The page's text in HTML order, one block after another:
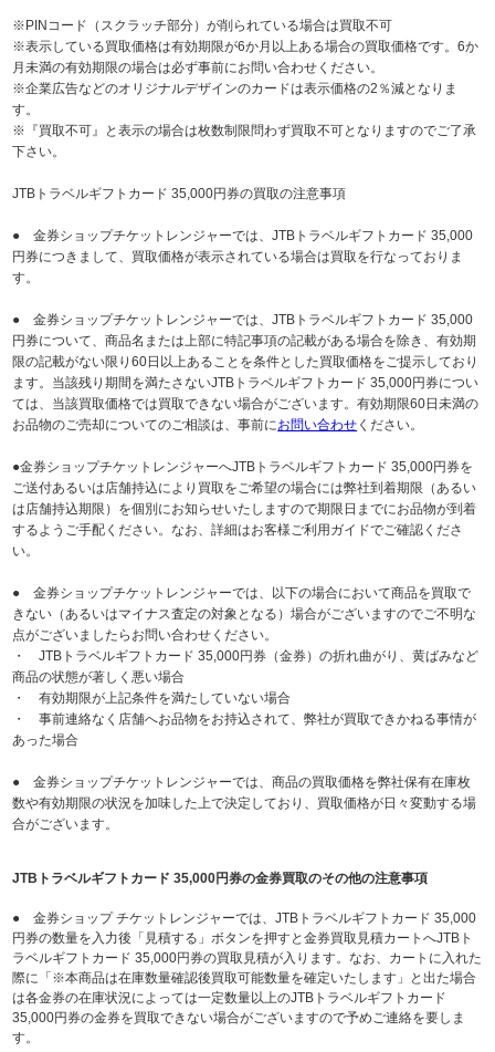
※PINコード（スクラッチ部分）が削られている場合は買取不可
※表示している買取価格は有効期限が6か月以上ある場合の買取価格です。6か
月未満の有効期限の場合は必ず事前にお問い合わせください。
※企業広告などのオリジナルデザインのカードは表示価格の2％減となりま
す。
※『買取不可』と表示の場合は枚数制限問わず買取不可となりますのでご了承
下さい。
JTBトラベルギフトカード 35,000円券の買取の注意事項
● 金券ショップチケットレンジャーでは、JTBトラベルギフトカード 35,000
円券につきまして、買取価格が表示されている場合は買取を行なっておりま
す。
● 金券ショップチケットレンジャーでは、JTBトラベルギフトカード 35,000
円券について、商品名または上部に特記事項の記載がある場合を除き、有効期
限の記載がない限り60日以上あることを条件とした買取価格をご提示しており
ます。当該残り期間を満たさないJTBトラベルギフトカード 35,000円券につい
ては、当該買取価格では買取できない場合がございます。有効期限60日未満の
お品物のご売却についてのご相談は、事前にお問い合わせ ください。
●金券ショップチケットレンジャーへJTBトラベルギフトカード 35,000円券を
ご送付あるいは店舗持込により買取をご希望の場合には弊社到着期限（あるい
は店舗持込期限）を個別にお知らせいたしますので期限日までにお品物が到着
するようご手配ください。なお、詳細はお客様ご利用ガイドでご確認くださ
い。
● 金券ショップチケットレンジャーでは、以下の場合において商品を買取で
きない（あるいはマイナス査定の対象となる）場合がございますのでご不明な
点がございましたらお問い合わせください。
・ JTBトラベルギフトカード 35,000円券（金券）の折れ曲がり、黄ばみなど
商品の状態が著しく悪い場合
・ 有効期限が上記条件を満たしていない場合
・ 事前連絡なく店舗へお品物をお持込されて、弊社が買取できかねる事情が
あった場合
● 金券ショップチケットレンジャーでは、商品の買取価格を弊社保有在庫枚
数や有効期限の状況を加味した上で決定しており、買取価格が日々変動する場
合がございます。
JTBトラベルギフトカード 35,000円券の金券買取のその他の注意事項
● 金券ショップ チケットレンジャーでは、JTBトラベルギフトカード 35,000
円券の数量を入力後「見積する」ボタンを押すと金券買取見積カートへJTBト
ラベルギフトカード 35,000円券の買取見積が入ります。なお、カートに入れた
際に「※本商品は在庫数量確認後買取可能数量を確定いたします」と出た場合
は各金券の在庫状況によっては一定数量以上のJTBトラベルギフトカード
35,000円券の金券を買取できない場合がございますので予めご連絡を要しま
す。